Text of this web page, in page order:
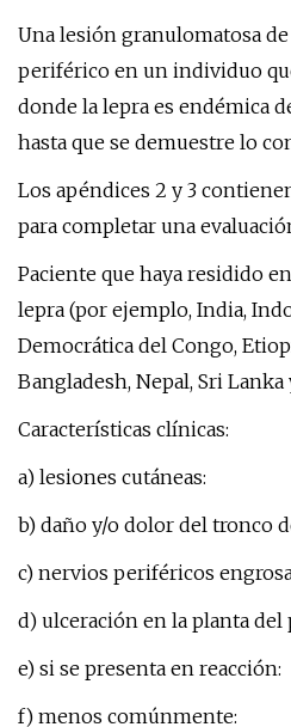
Una lesión granulomatosa
periférico en un individuo
donde la lepra es endémica
hasta que se demuestre lo
Los apéndices 2 y 3
para completar una
Paciente que haya residido
lepra (por ejemplo, India,
Democrática del Congo,
Bangladesh, Nepal, Sri Lanka
Características clínicas:
a) lesiones cutáneas:
b) daño y/o dolor del tronco
c) nervios periféricos
d) ulceración en la planta del
e) si se presenta en reacción:
f) menos comúnmente: